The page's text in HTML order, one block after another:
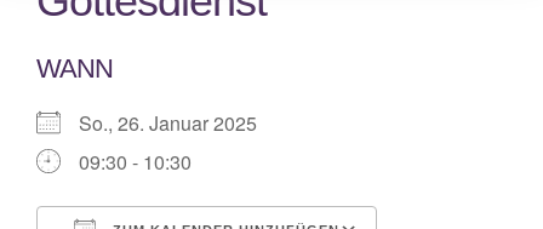
WANN
So., 26. Januar 2025
09:30 - 10:30